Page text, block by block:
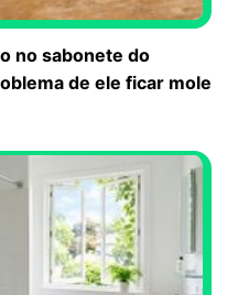
no sabonete do
de ele ficar mole